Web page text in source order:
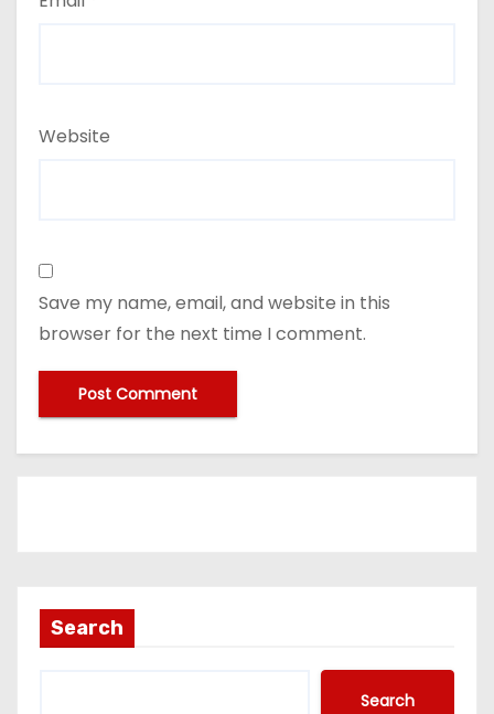
Website
Save my name, email, and website in this
browser for the next time I comment.
Search
Search